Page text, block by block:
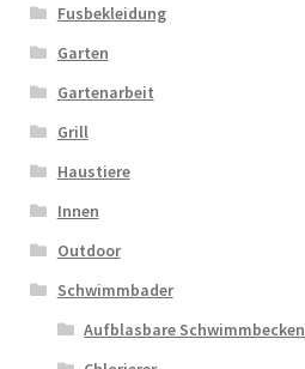
Fusbekleidung
Garten
Gartenarbeit
Grill
Haustiere
Innen
Outdoor
Schwimmbader
Aufblasbare Schwimmbecken